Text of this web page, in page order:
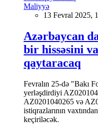
Maliyyə
13 Fevral 2025,
Azərbaycan
bir hissəsini
qaytaracaq
Fevralın 25-də "Bakı
yerləşdirdiyi
AZ0201040265 və
istiqrazlarının
keçiriləcək.